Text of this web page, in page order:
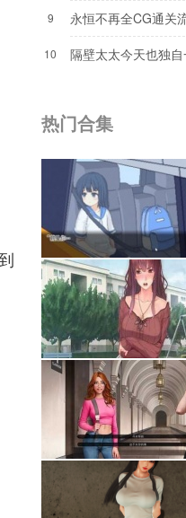
9 永恒不再全CG通关
10 隔壁太太今天也独
热门合集